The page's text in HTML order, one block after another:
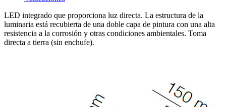
LED integrado que proporciona luz directa. La estructura de la
luminaria está recubierta de una doble capa de pintura con una alta
resistencia a la corrosión y otras condiciones ambientales. Toma
directa a tierra (sin enchufe).